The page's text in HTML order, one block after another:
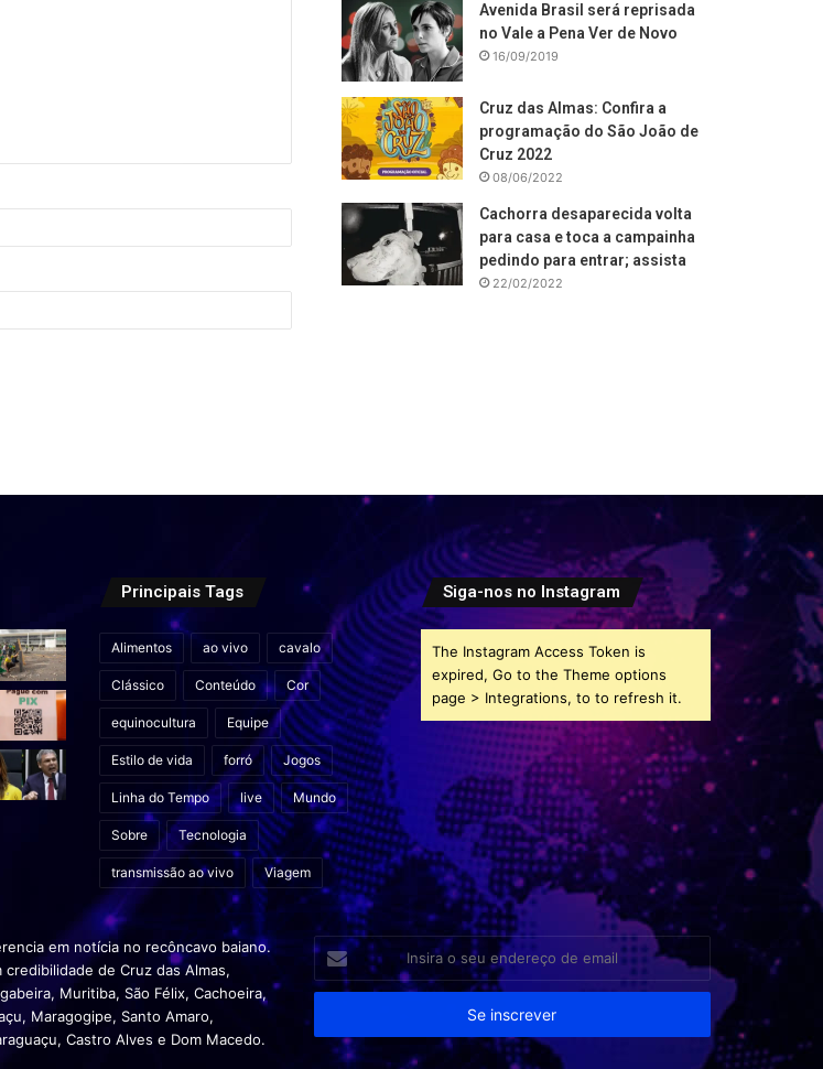
Avenida Brasil será reprisada
no Vale a Pena Ver de Novo
16/09/2019
Cruz das Almas: Confira a
programação do São João de
Cruz 2022
08/06/2022
Cachorra desaparecida volta
para casa e toca a campainha
pedindo para entrar; assista
22/02/2022
Principais Tags
Alimentos ao vivo cavalo
Clássico Conteúdo Cor
equinocultura Equipe
Estilo de vida forró Jogos
Linha do Tempo live Mundo
Sobre Tecnologia
transmissão ao vivo Viagem
Siga-nos no Instagram
The Instagram Access Token is
expired, Go to the Theme options
page > Integrations, to to refresh it.
em notícia no recôncavo baiano.
credibilidade de Cruz das Almas,
Muritiba, São Félix, Cachoeira,
Maragogipe, Santo Amaro,
Castro Alves e Dom Macedo.
Insira
seu
de
email